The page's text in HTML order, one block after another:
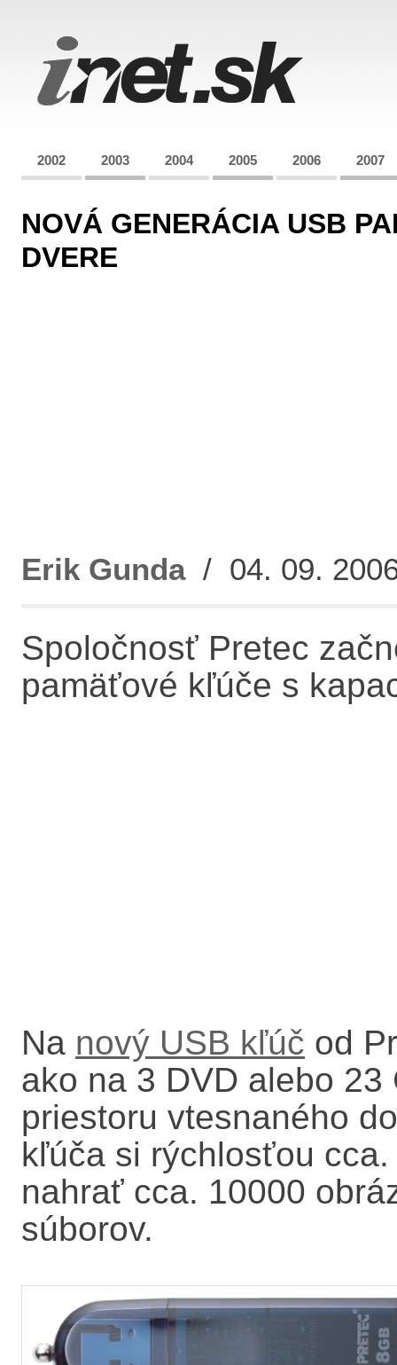
2002 2003 2004 2005 2006 2007
NOVÁ GENERÁCIA USB
DVERE
Erik Gunda/ 04. 09.
Spoločnosť Pretec
pamäťové kľúče s
Na nový USB kľúč od
ako na 3 DVD alebo
priestoru vtesnaného
kľúča si rýchlosťou
nahrať cca. 10000
súborov.